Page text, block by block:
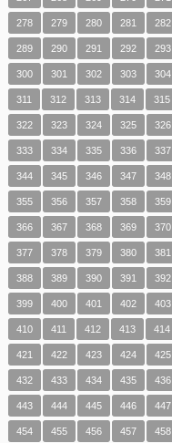
278 279 280 281 282
289 290 291 292 293
300 301 302 303 304
311 312 313 314 315
322 323 324 325 326
333 334 335 336 337
344 345 346 347 348
355 356 357 358 359
366 367 368 369 370
377 378 379 380 381
388 389 390 391 392
399 400 401 402 403
410 411 412 413 414
421 422 423 424 425
432 433 434 435 436
443 444 445 446 447
454 455 456 457 458